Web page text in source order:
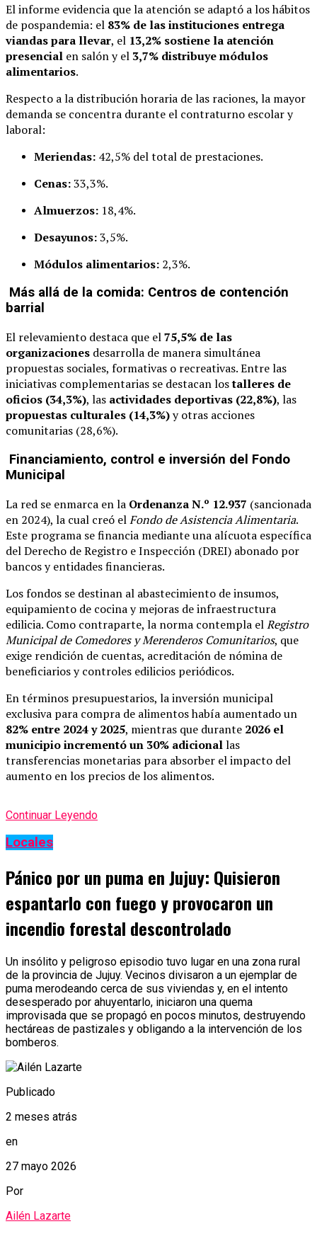
El informe evidencia que la atención se adaptó a los hábitos
de pospandemia: el 83% de las instituciones entrega
viandas para llevar, el 13,2% sostiene la atención
presencial en salón y el 3,7% distribuye módulos
alimentarios.
Respecto a la distribución horaria de las raciones, la mayor
demanda se concentra durante el contraturno escolar y
laboral:
Meriendas: 42,5% del total de prestaciones.
Cenas:33,3%.
Almuerzos: 18,4%.
Desayunos:3,5%.
Módulos alimentarios: 2,3%.
Más allá de la comida: Centros de contención
barrial
El relevamiento destaca que el75,5% de las
organizaciones desarrolla de manera simultánea
propuestas sociales, formativas o recreativas. Entre las
iniciativas complementarias se destacan lostalleres de
oficios (34,3%), las actividades deportivas (22,8%), las
propuestas culturales (14,3%)y otras acciones
comunitarias (28,6%).
Financiamiento, control e inversión del Fondo
Municipal
La red se enmarca en la Ordenanza N.º 12.937 (sancionada
en 2024), la cual creó elFondo de Asistencia Alimentaria.
Este programa se financia mediante una alícuota específica
del Derecho de Registro e Inspección (DREI) abonado por
bancos y entidades financieras.
Los fondos se destinan al abastecimiento de insumos,
equipamiento de cocina y mejoras de infraestructura
edilicia. Como contraparte, la norma contempla elRegistro
Municipal de Comedores y Merenderos Comunitarios, que
exige rendición de cuentas, acreditación de nómina de
beneficiarios y controles edilicios periódicos.
En términos presupuestarios, la inversión municipal
exclusiva para compra de alimentos había aumentado un
82% entre 2024 y 2025, mientras que durante 2026 el
municipio incrementó un 30% adicionallas
transferencias monetarias para absorber el impacto del
aumento en los precios de los alimentos.
Continuar Leyendo
Locales
Pánico por un puma en Jujuy: Quisieron
espantarlo con fuego y provocaron un
incendio forestal descontrolado
Un insólito y peligroso episodio tuvo lugar en una zona rural
de la provincia de Jujuy. Vecinos divisaron a un ejemplar de
puma merodeando cerca de sus viviendas y, en el intento
desesperado por ahuyentarlo, iniciaron una quema
improvisada que se propagó en pocos minutos, destruyendo
hectáreas de pastizales y obligando a la intervención de los
bomberos.
Publicado
2 meses atrás
en
27 mayo 2026
Por
Ailén Lazarte